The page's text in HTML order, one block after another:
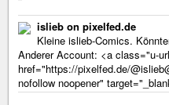
islieb on pixelfed.de
Kleine islieb-Comics.
Anderer Account: <a class="u-
href="https://pixelfed.de/
nofollow noopener"